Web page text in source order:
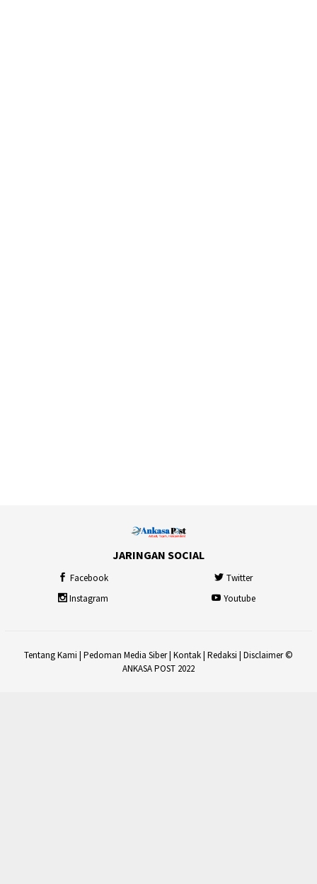
JARINGAN SOCIAL
Facebook
Twitter
Instagram
Youtube
Tentang Kami | Pedoman Media Siber| Kontak| Redaksi | Disclaimer©
ANKASA POST 2022